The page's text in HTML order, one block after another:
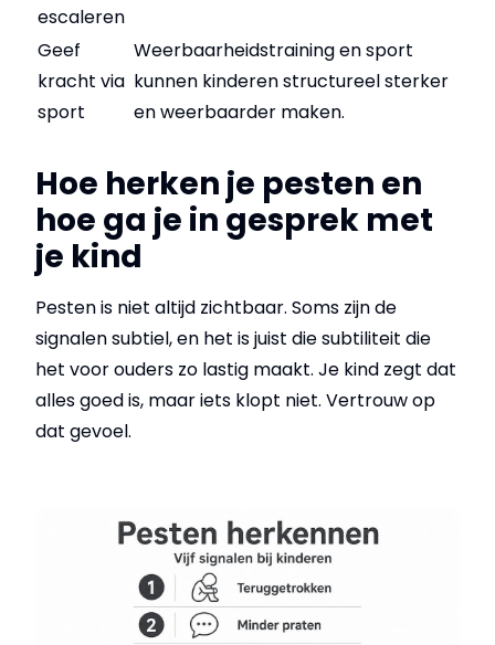
escaleren
Geef
kracht via
sport
Weerbaarheidstraining en sport
kunnen kinderen structureel sterker
en weerbaarder maken.
Hoe herken je pesten en
hoe ga je in gesprek met
je kind
Pesten is niet altijd zichtbaar. Soms zijn de
signalen subtiel, en het is juist die subtiliteit die
het voor ouders zo lastig maakt. Je kind zegt dat
alles goed is, maar iets klopt niet. Vertrouw op
dat gevoel.